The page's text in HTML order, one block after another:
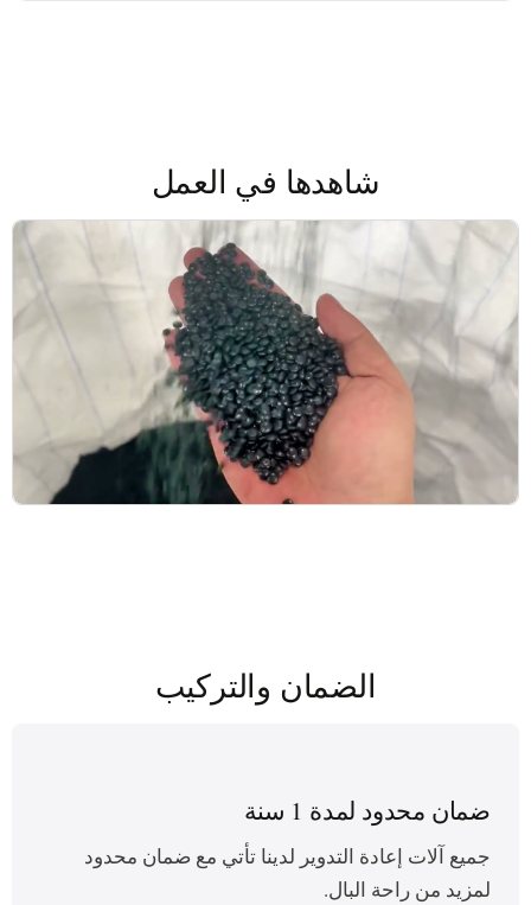
شاهدها في العمل
الضمان والتركيب
ضمان محدود لمدة 1 سنة
جميع آلات إعادة التدوير لدينا تأتي مع ضمان محدود
لمزيد من راحة البال.